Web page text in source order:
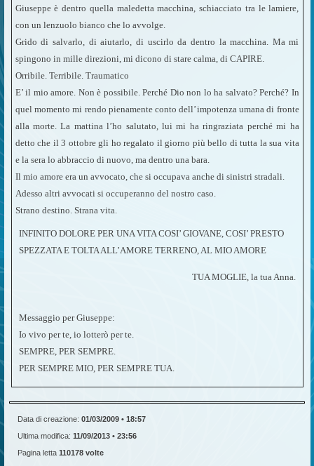
Giuseppe è dentro quella maledetta macchina, schiacciato tra le lamiere,
con un lenzuolo bianco che lo avvolge.
Grido di salvarlo, di aiutarlo, di uscirlo da dentro la macchina. Ma mi
spingono in mille direzioni, mi dicono di stare calma, di CAPIRE.
Orribile. Terribile. Traumatico
E’ il mio amore. Non è possibile. Perché Dio non lo ha salvato? Perché? In
quel momento mi rendo pienamente conto dell’impotenza umana di fronte
alla morte. La mattina l’ho salutato, lui mi ha ringraziata perché mi ha
detto che il 3 ottobre gli ho regalato il giorno più bello di tutta la sua vita
e la sera lo abbraccio di nuovo, ma dentro una bara.
Il mio amore era un avvocato, che si occupava anche di sinistri stradali.
Adesso altri avvocati si occuperanno del nostro caso.
Strano destino. Strana vita.
INFINITO DOLORE PER UNA VITA COSI’ GIOVANE, COSI’ PRESTO
SPEZZATA E TOLTA ALL’AMORE TERRENO, AL MIO AMORE
TUA MOGLIE, la tua Anna.
Messaggio per Giuseppe:
Io vivo per te, io lotterò per te.
SEMPRE, PER SEMPRE.
PER SEMPRE MIO, PER SEMPRE TUA.
Data di creazione: 01/03/2009 • 18:57
Ultima modifica: 11/09/2013 • 23:56
Pagina letta 110178 volte